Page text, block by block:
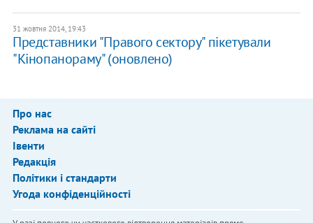
31 жовтня 2014, 19:43
Представники "Правого сектору" пікетували
"Кінопанораму" (оновлено)
Про нас
Реклама на сайті
Івенти
Редакція
Політики і стандарти
Угода конфіденційності